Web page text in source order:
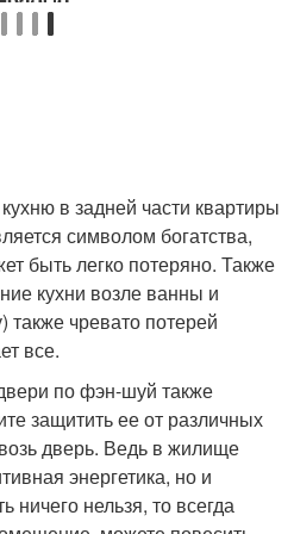
в задней части квартиры
символом богатства,
быть легко потеряно. Также
кухни возле ванны и
также чревато потерей
все.
по фэн-шуй также
защитить ее от различных
дверь. Ведь в жилище
энергетика, но и
ничего нельзя, то всегда